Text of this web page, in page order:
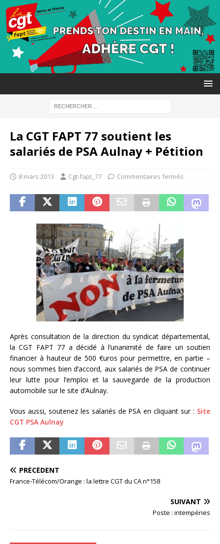
La CGT FAPT 77 soutient les
salariés de PSA Aulnay + Pétition
8 mars 2013 Cgt-fapt_77 Commentaires fermés
Après consultation de la direction du syndicat départemental,
la CGT FAPT 77 a décidé à l’unanimité de faire un soutien
financier à hauteur de 500 €uros pour permettre, en partie –
nous sommes bien d’accord, aux salariés de PSA de continuer
leur lutte pour l’emploi et la sauvegarde de la production
automobile sur le site d’Aulnay.
Vous aussi, soutenez les salariés de PSA en cliquant sur : Site
CGT PSA Aulnay
PRÉCÉDENT
France-Télécom/Orange : la lettre CGT du CA n°158
SUIVANT
Poste : intempéries